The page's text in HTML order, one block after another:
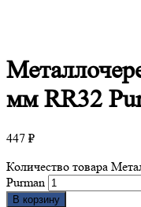
мм RR32
447 ₽
Количество товара
Purman
В корзину